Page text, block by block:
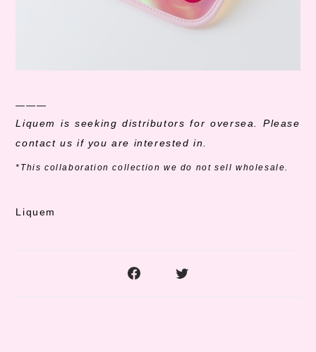
———
Liquem is seeking distributors for oversea
. Please
contact us if you are interested in.
*This collaboration collection we do not sell wholesale.
Liquem